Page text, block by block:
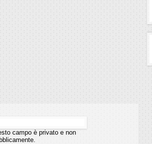
campo è privato e non